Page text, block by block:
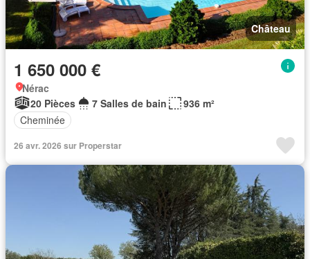
Château
1 650 000 €
Nérac
20 Pièces
7 Salles de bain
936 m²
Cheminée
26 avr. 2026 sur Properstar